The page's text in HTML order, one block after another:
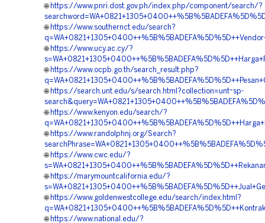
🌐 https://www.pnri.dost.gov.ph/index.php/component/search/?
🌐 https://www.southernct.edu/search?
🌐 https://www.ucy.ac.cy/?
🌐 https://www.ocpb.go.th/search_result.php?
🌐 https://search.unt.edu/s/search.html?collection=unt~sp-
🌐 https://www.kenyon.edu/search/?
🌐 https://www.randolphnj.org/Search?
🌐 https://www.cwc.edu/?
🌐 https://marymountcalifornia.edu/?
🌐 https://www.goldenwestcollege.edu/search/index.html?
🌐 https://www.national.edu/?